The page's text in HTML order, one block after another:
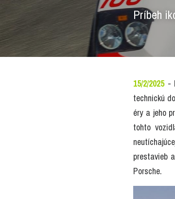
Príbeh
15/2/2025 -
technickú
éry a jeho
tohto
prestavieb
Porsche.